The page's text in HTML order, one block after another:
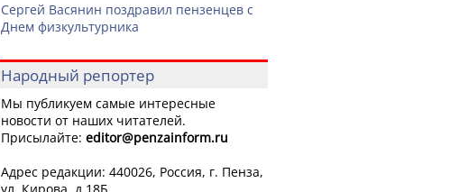
Сергей Васянин поздравил пензенцев с
Днем физкультурника
Народный репортер
Мы публикуем самые интересные
новости от наших читателей.
Присылайте: editor@penzainform.ru
Адрес редакции: 440026, Россия, г. Пенза,